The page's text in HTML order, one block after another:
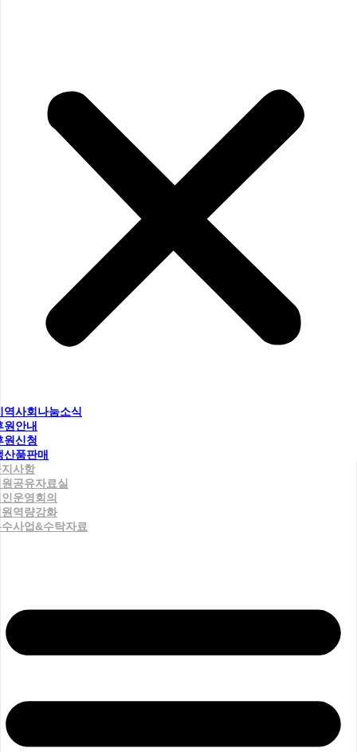
역사회나눔소식
원안내
원신청
산품판매
사항
공유자료실
운영회의
역량강화
사업&수탁자료